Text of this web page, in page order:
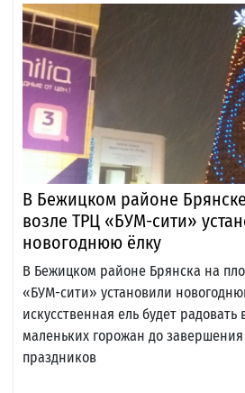
В Бежицком районе
возле ТРЦ «БУМ-сити»
новогоднюю ёлку
В Бежицком районе Брянска на
«БУМ-сити» установили
искусственная ель будет радовать
маленьких горожан до
праздников